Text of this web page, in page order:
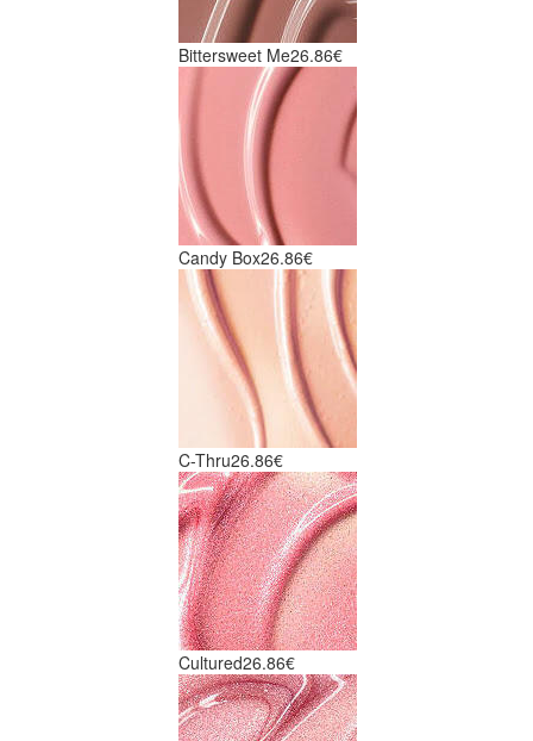
Bittersweet Me26.86€
Candy Box26.86€
C-Thru26.86€
Cultured26.86€